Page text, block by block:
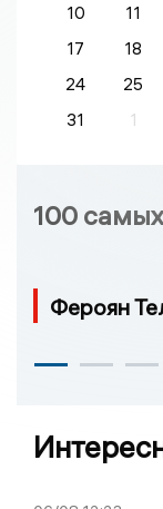
10
11
17
18
24
25
31
1
100
Фероян